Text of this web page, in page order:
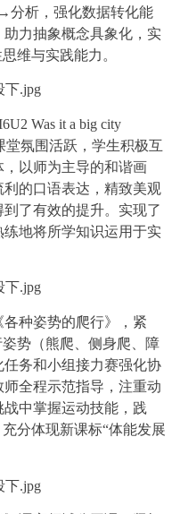
分析，强化数据转化能
力抽象概念具象化，实
维与实践能力。
Was it a big city
堂氛围活跃，学生积极互
以师为主导的和谐画
的口语表达，精致美观
了有效的提升。实现了
地将所学知识运用于实
种姿势的爬行》，紧
势（熊爬、侧身爬、障
务和小组接力赛强化协
全程示范指导，注重动
中掌握运动技能，践
分体现新课标“体能发展